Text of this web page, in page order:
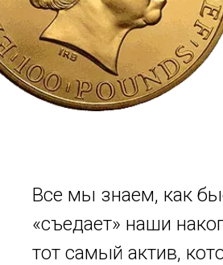
Все мы знаем, как
«съедает» наши
тот самый актив,